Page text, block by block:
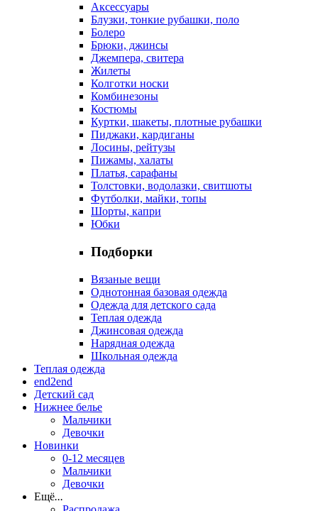
Аксессуары
Блузки, тонкие рубашки, поло
Болеро
Брюки, джинсы
Джемпера, свитера
Жилеты
Колготки носки
Комбинезоны
Костюмы
Куртки, шакеты, плотные рубашки
Пиджаки, кардиганы
Лосины, рейтузы
Пижамы, халаты
Платья, сарафаны
Толстовки, водолазки, свитшоты
Футболки, майки, топы
Шорты, капри
Юбки
Подборки
Вязаные вещи
Однотонная базовая одежда
Одежда для детского сада
Теплая одежда
Джинсовая одежда
Нарядная одежда
Школьная одежда
Теплая одежда
end2end
Детский сад
Нижнее белье
Мальчики
Девочки
Новинки
0-12 месяцев
Мальчики
Девочки
Ещё...